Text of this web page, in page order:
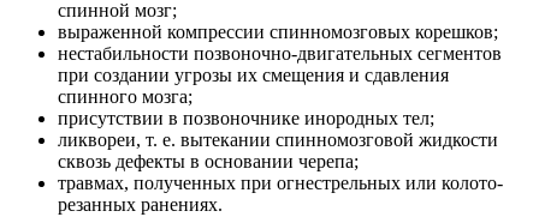
спинной мозг;
выраженной компрессии спинномозговых корешков;
нестабильности позвоночно-двигательных сегментов
при создании угрозы их смещения и сдавления
спинного мозга;
присутствии в позвоночнике инородных тел;
ликвореи, т. е. вытекании спинномозговой жидкости
сквозь дефекты в основании черепа;
травмах, полученных при огнестрельных или колото-
резанных ранениях.